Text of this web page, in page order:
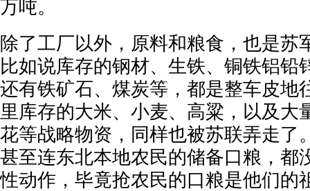
万吨。
除了工厂以外，原料和粮食，也是苏
比如说库存的钢材、生铁、铜铁铝铅
还有铁矿石、煤炭等，都是整车皮地
里库存的大米、小麦、高粱，以及大
花等战略物资，同样也被苏联弄走了
甚至连东北本地农民的储备口粮，都
性动作，毕竟抢农民的口粮是他们的